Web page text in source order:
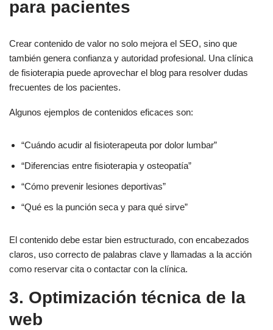
para pacientes
Crear contenido de valor no solo mejora el SEO, sino que
también genera confianza y autoridad profesional. Una clínica
de fisioterapia puede aprovechar el blog para resolver dudas
frecuentes de los pacientes.
Algunos ejemplos de contenidos eficaces son:
“Cuándo acudir al fisioterapeuta por dolor lumbar”
“Diferencias entre fisioterapia y osteopatía”
“Cómo prevenir lesiones deportivas”
“Qué es la punción seca y para qué sirve”
El contenido debe estar bien estructurado, con encabezados
claros, uso correcto de palabras clave y llamadas a la acción
como reservar cita o contactar con la clínica.
3. Optimización técnica de la
web